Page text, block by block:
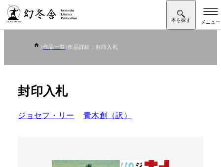
作品一覧 作品詳細：封印入札
封印入札
ジョセフ・リー 青木創（訳）